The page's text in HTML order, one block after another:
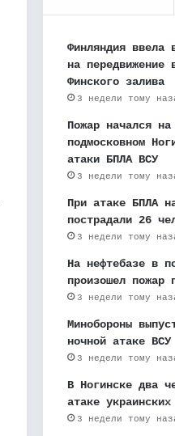
Финляндия ввела
на передвижение
Финского залива
3 недели тому
Пожар начался
подмосковном
атаки БПЛА ВСУ
3 недели тому
При атаке БПЛА
пострадали 26
3 недели тому
На нефтебазе в
произошел пожар
3 недели тому
Минобороны
ночной атаке ВСУ
3 недели тому
В Ногинске два
атаке
3 недели тому